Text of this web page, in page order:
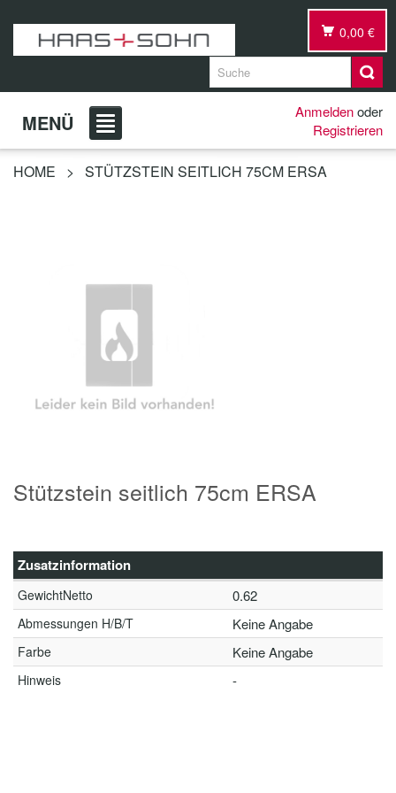
0,00 €
MENÜ Anmeldenoder
Registrieren
HOME > STÜTZSTEIN SEITLICH 75CM ERSA
Stützstein seitlich 75cm ERSA
Zusatzinformation
GewichtNetto 0.62
Abmessungen H/B/T Keine Angabe
Farbe Keine Angabe
Hinweis -